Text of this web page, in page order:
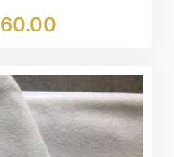
60.00